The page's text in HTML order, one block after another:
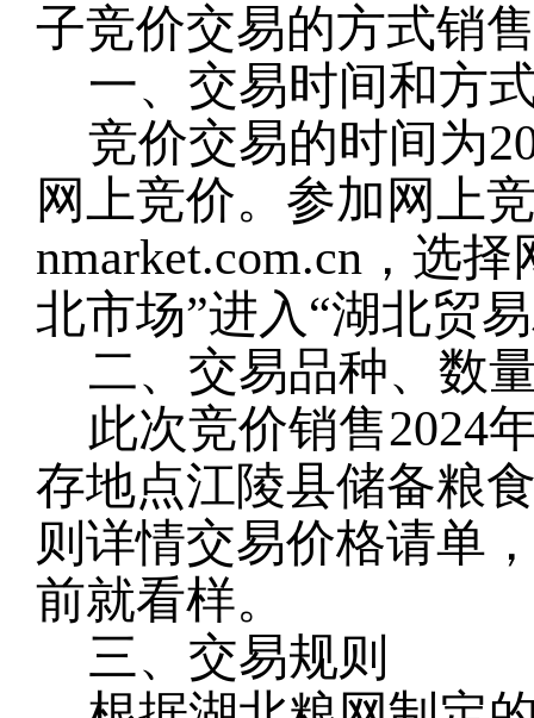
子竞价交易的方式销
一、交易时间和方
竞价交易的时间为
网上竞价。参加网上
nmarket.com.cn，选
北市场”进入“湖北贸
二、交易品种、数
此次竞价销售2024
存地点江陵县储备粮
则详情交易价格请单
前就看样。
三、交易规则